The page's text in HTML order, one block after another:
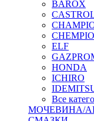
BAROX
ELF
HONDA
ICHIRO
Все
МОЧЕВИНА/